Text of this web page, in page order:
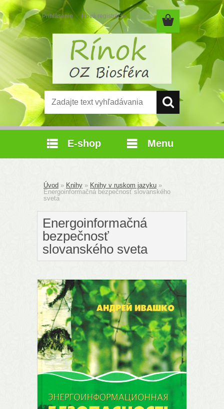
Prihlásenie Nová registrácia
E-shop Menu
Úvod » Knihy » Knihy v ruskom jazyku »
Energoinformačná bezpečnosť slovanského
sveta
Energoinformačná
bezpečnosť
slovanského sveta